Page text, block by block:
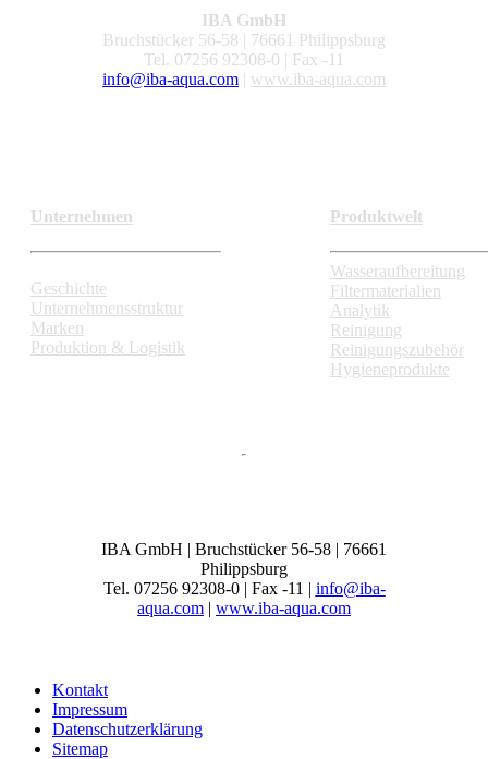
IBA GmbH
Bruchstücker 56-58 | 76661 Philippsburg
Tel. 07256 92308-0 | Fax -11
info@iba-aqua.com | www.iba-aqua.com
Unternehmen Produktwelt
Geschichte
Unternehmensstruktur
Marken
Produktion & Logistik
Wasseraufbereitung
Filtermaterialien
Analytik
Reinigung
Reinigungszubehör
Hygieneprodukte
IBA GmbH | Bruchstücker 56-58 | 76661
Philippsburg
Tel. 07256 92308-0 | Fax -11 | info@iba-
aqua.com | www.iba-aqua.com
Kontakt
Impressum
Datenschutzerklärung
Sitemap